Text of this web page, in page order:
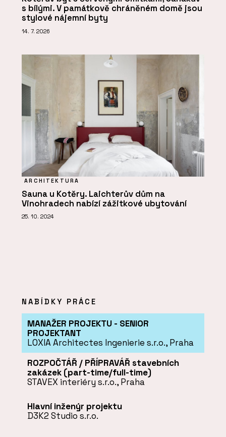
s bílými. V památkově chráněném domě jsou
stylové nájemní byty
14. 7. 2026
ARCHITEKTURA
Sauna u Kotěry. Laichterův dům na
Vinohradech nabízí zážitkové ubytování
25. 10. 2024
NABÍDKY PRÁCE
MANAŽER PROJEKTU - SENIOR
PROJEKTANT
LOXIA Architectes Ingenierie s.r.o., Praha
ROZPOČTÁŘ / PŘÍPRAVÁŘ stavebních
zakázek (part-time/full-time)
STAVEX interiéry s.r.o., Praha
Hlavní inženýr projektu
D3K2 Studio s.r.o.